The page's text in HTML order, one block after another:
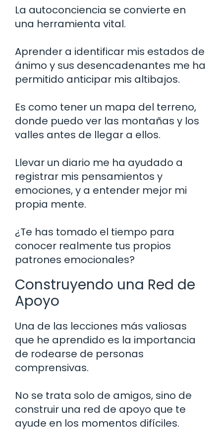
La autoconciencia se convierte en
una herramienta vital.
Aprender a identificar mis estados de
ánimo y sus desencadenantes me ha
permitido anticipar mis altibajos.
Es como tener un mapa del terreno,
donde puedo ver las montañas y los
valles antes de llegar a ellos.
Llevar un diario me ha ayudado a
registrar mis pensamientos y
emociones, y a entender mejor mi
propia mente.
¿Te has tomado el tiempo para
conocer realmente tus propios
patrones emocionales?
Construyendo una Red de
Apoyo
Una de las lecciones más valiosas
que he aprendido es la importancia
de rodearse de personas
comprensivas.
No se trata solo de amigos, sino de
construir una red de apoyo que te
ayude en los momentos difíciles.